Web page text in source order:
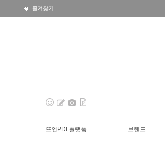
즐겨찾기
뜨앤PDF플랫폼 브랜드